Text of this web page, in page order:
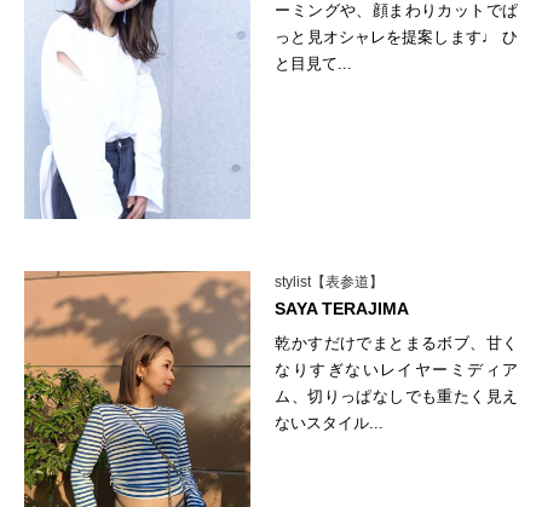
ーミングや、顔まわりカットでぱ
っと見オシャレを提案します♩ ひ
と目見て...
stylist【表参道】
SAYA TERAJIMA
乾かすだけでまとまるボブ、甘く
なりすぎないレイヤーミディア
ム、切りっぱなしでも重たく見え
ないスタイル...